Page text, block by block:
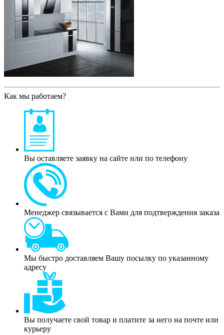
Как мы работаем?
Вы оставляете заявку на сайте или по телефону
Менеджер связывается с Вами для подтверждения заказа
Мы быстро доставляем Вашу посылку по указанному
адресу
Вы получаете свой товар и платите за него на почте или
курьеру